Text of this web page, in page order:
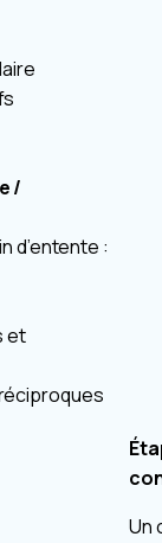
/
d’entente :
et
Un